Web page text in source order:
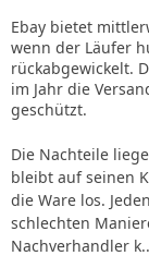
Ebay bietet
wenn der Läufer
rückabgewickelt.
im Jahr die
geschützt.
Die Nachteile
bleibt auf seinen
die Ware los.
schlechten
Nachverhandler